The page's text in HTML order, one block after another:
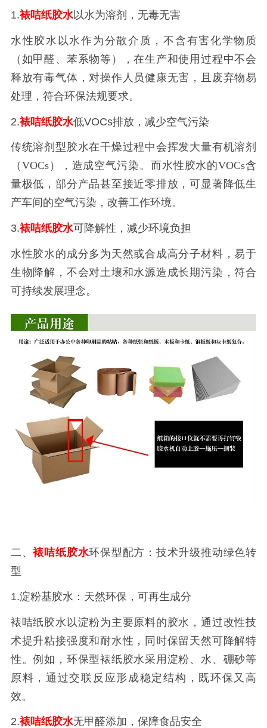
1.裱咭纸胶水以水为溶剂，无毒无害
水性胶水以水作为分散介质，不含有害化学物质
（如甲醛、苯系物等），在生产和使用过程中不会
释放有毒气体，对操作人员健康无害，且废弃物易
处理，符合环保法规要求。
2.裱咭纸胶水低VOCs排放，减少空气污染
传统溶剂型胶水在干燥过程中会挥发大量有机溶剂
（ VOCs），造成空气污染。而水性胶水的VOCs含
量极低，部分产品甚至接近零排放，可显著降低生
产车间的空气污染，改善工作环境。
3.裱咭纸胶水可降解性，减少环境负担
水性胶水的成分多为天然或合成高分子材料，易于
生物降解，不会对土壤和水源造成长期污染，符合
可持续发展理念。
二、裱咭纸胶水环保型配方：技术升级推动绿色转
型
1.淀粉基胶水：天然环保，可再生成分
裱咭纸胶水以淀粉为主要原料的胶水，通过改性技
术提升粘接强度和耐水性，同时保留天然可降解特
性。例如，环保型裱纸胶水采用淀粉、水、硼砂等
原料，通过交联反应形成稳定结构，既环保又高
效。
2.裱咭纸胶水无甲醛添加，保障食品安全